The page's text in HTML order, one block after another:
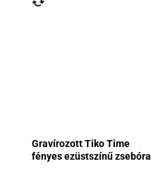
Gravírozott Tiko Time
fényes ezüstszínű zsebóra